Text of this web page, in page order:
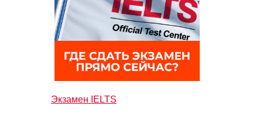
Экзамен IELTS